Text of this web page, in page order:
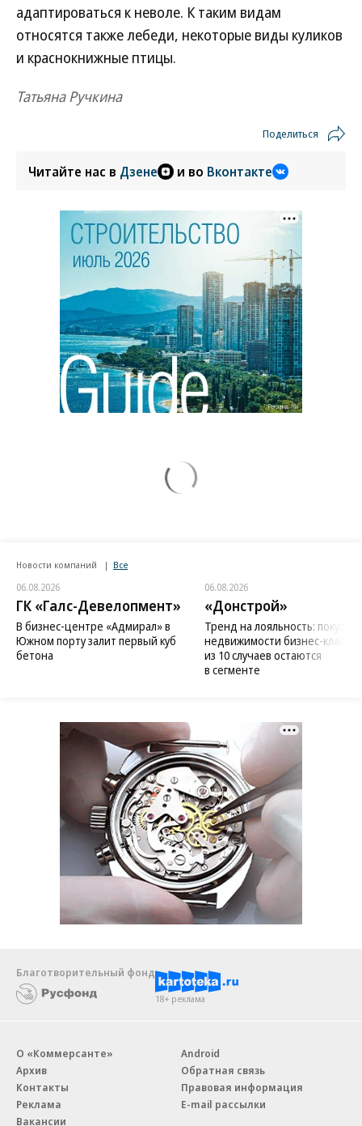
адаптироваться к неволе. К таким видам
относятся также лебеди, некоторые виды куликов
и краснокнижные птицы.
Татьяна Ручкина
Поделиться
Читайте нас в Дзене и во Вконтакте
Новости компаний Все
06.08.2026
ГК «Галс-Девелопмент»
В бизнес-центре «Адмирал» в
Южном порту залит первый куб
бетона
06.08.2026
«Донстрой»
Тренд на лояльность:
недвижимости бизнес-класса
из 10 случаев остаются
в сегменте
Благотворительный фонд
18+ реклама
О «Коммерсанте»
Архив
Контакты
Реклама
Вакансии
Android
Обратная связь
Правовая информация
E-mail рассылки